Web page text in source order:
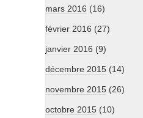
mars 2016 (16)
février 2016 (27)
janvier 2016 (9)
décembre 2015 (14)
novembre 2015 (26)
octobre 2015 (10)